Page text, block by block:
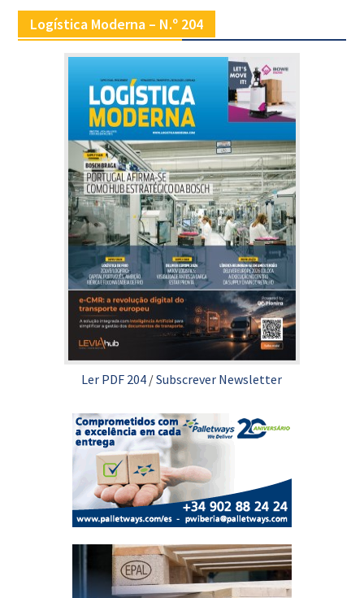
Logística Moderna – N.º 204
Ler PDF 204 /Subscrever Newsletter